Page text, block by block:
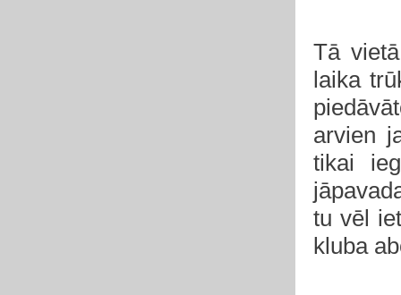
Tā
laika
arvien
tikai
tu vēl
kluba